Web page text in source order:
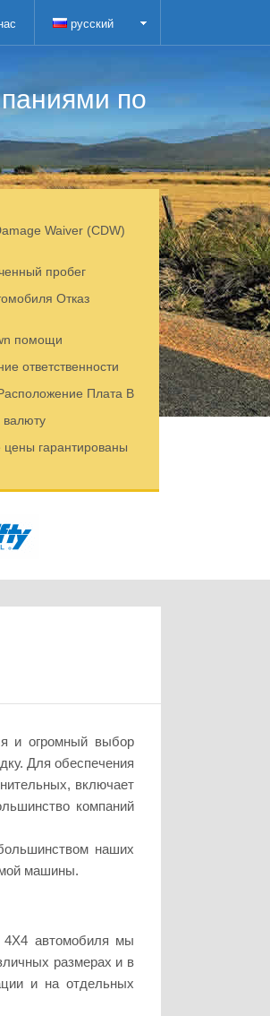
русский
по
Waiver (CDW)
пробег
Отказ
помощи
ответственности
Плата В
валюту
гарантированы
и огромный выбор
Для обеспечения
включает
компаний
наших
машины.
4X4 автомобиля мы
размерах и в
и на отдельных